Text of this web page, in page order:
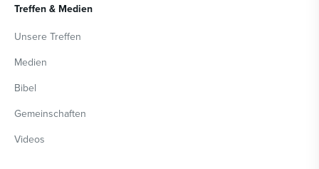
Treffen & Medien
Unsere Treffen
Medien
Bibel
Gemeinschaften
Videos